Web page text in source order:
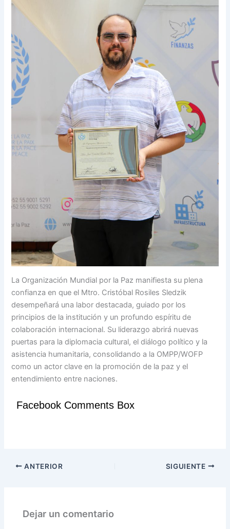
La Organización Mundial por la Paz manifiesta su plena
confianza en que el Mtro. Cristóbal Rosiles Sledzik
desempeñará una labor destacada, guiado por los
principios de la institución y un profundo espíritu de
colaboración internacional. Su liderazgo abrirá nuevas
puertas para la diplomacia cultural, el diálogo político y la
asistencia humanitaria, consolidando a la OMPP/WOFP
como un actor clave en la promoción de la paz y el
entendimiento entre naciones.
Facebook Comments Box
ANTERIOR SIGUIENTE
Dejar un comentario